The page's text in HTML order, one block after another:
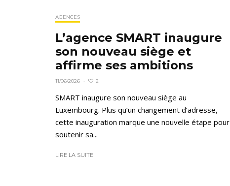
AGENCES
L’agence SMART inaugure
son nouveau siège et
affirme ses ambitions
11/06/2026 · 2
SMART inaugure son nouveau siège au
Luxembourg. Plus qu’un changement d’adresse,
cette inauguration marque une nouvelle étape pour
soutenir sa...
LIRE LA SUITE